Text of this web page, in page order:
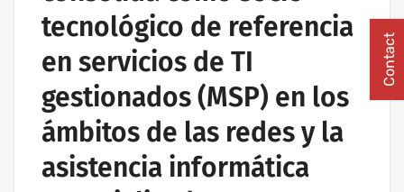
tecnológico de referencia
en servicios de TI
gestionados (MSP) en los
ámbitos de las redes y la
asistencia informática
Contact